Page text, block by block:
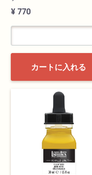
¥ 770
カートに入れる